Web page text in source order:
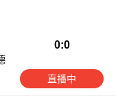
0:0
直播中